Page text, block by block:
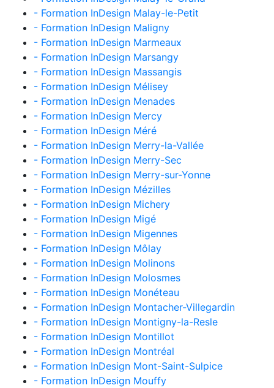
- Formation InDesign Malay-le-Petit
- Formation InDesign Maligny
- Formation InDesign Marmeaux
- Formation InDesign Marsangy
- Formation InDesign Massangis
- Formation InDesign Mélisey
- Formation InDesign Menades
- Formation InDesign Mercy
- Formation InDesign Méré
- Formation InDesign Merry-la-Vallée
- Formation InDesign Merry-Sec
- Formation InDesign Merry-sur-Yonne
- Formation InDesign Mézilles
- Formation InDesign Michery
- Formation InDesign Migé
- Formation InDesign Migennes
- Formation InDesign Môlay
- Formation InDesign Molinons
- Formation InDesign Molosmes
- Formation InDesign Monéteau
- Formation InDesign Montacher-Villegardin
- Formation InDesign Montigny-la-Resle
- Formation InDesign Montillot
- Formation InDesign Montréal
- Formation InDesign Mont-Saint-Sulpice
- Formation InDesign Mouffy